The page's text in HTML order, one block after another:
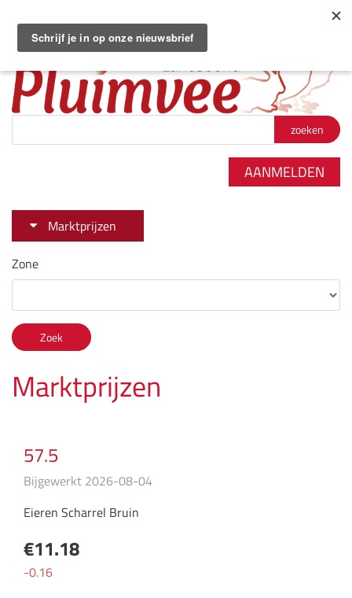
*
AANMELDEN
Marktprijzen
Zone
Zoek
Marktprijzen
57.5
Bijgewerkt 2026-08-04
Eieren Scharrel Bruin
€11.18
-0.16